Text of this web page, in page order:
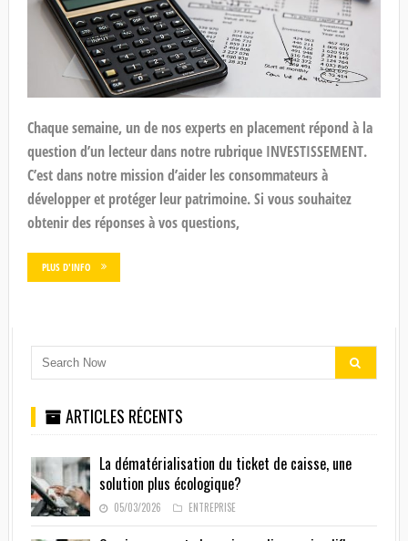
Chaque semaine, un de nos experts en placement répond à la
question d’un lecteur dans notre rubrique INVESTISSEMENT.
C’est dans notre mission d’aider les consommateurs à
développer et protéger leur patrimoine. Si vous souhaitez
obtenir des réponses à vos questions,
PLUS D'INFO
ARTICLES RÉCENTS
La dématérialisation du ticket de caisse, une
solution plus écologique?
05/03/2026 ENTREPRISE